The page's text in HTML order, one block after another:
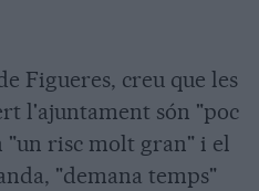
Figueres, creu que les
l'ajuntament són "poc
"un risc molt gran" i el
"demana temps"